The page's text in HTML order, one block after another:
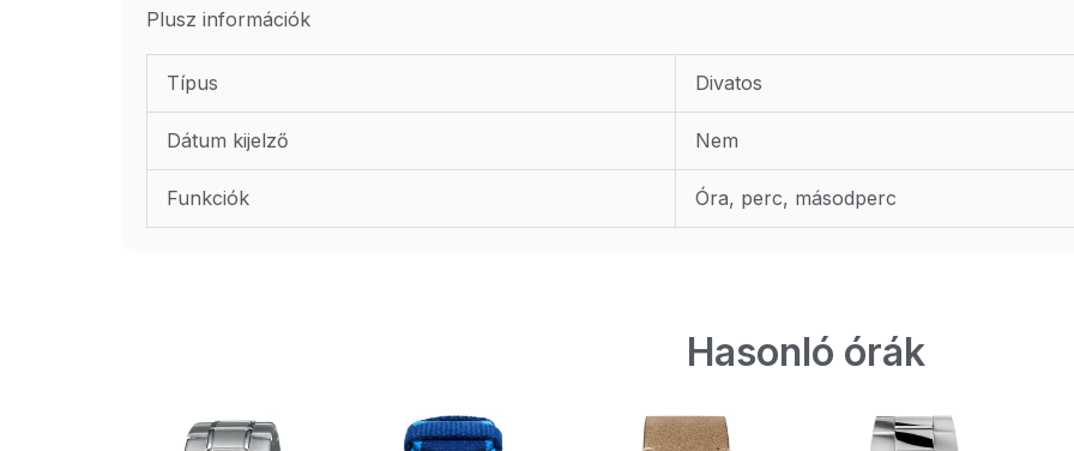
Plusz információk
Típus Divatos
Dátum kijelző Nem
Funkciók Óra, perc, másodperc
Hasonló órák